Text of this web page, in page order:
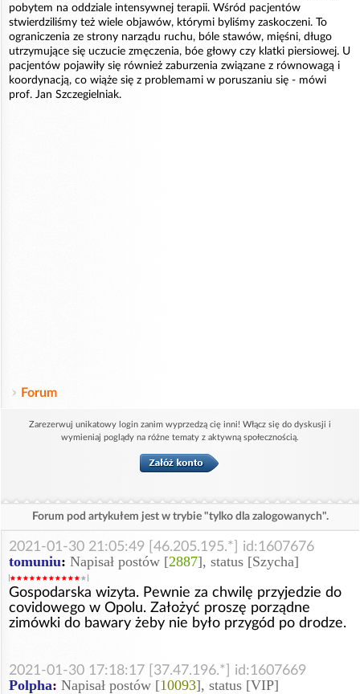
pobytem na oddziale intensywnej terapii. Wśród pacjentów
stwierdziliśmy też wiele objawów, którymi byliśmy zaskoczeni. To
ograniczenia ze strony narządu ruchu, bóle stawów, mięśni, długo
utrzymujące się uczucie zmęczenia, bóe głowy czy klatki piersiowej. U
pacjentów pojawiły się również zaburzenia związane z równowagą i
koordynacją, co wiąże się z problemami w poruszaniu się - mówi
prof. Jan Szczegielniak.
Forum
Zarezerwuj unikatowy login zanim wyprzedzą cię inni! Włącz się do dyskusji i
wymieniaj poglądy na różne tematy z aktywną społecznością.
Forum pod artykułem jest w trybie "tylko dla zalogowanych".
2021-01-30 21:05:49 [46.205.195.*] id:1607676
tomuniu: Napisał postów [2887], status [Szycha]
Gospodarska wizyta. Pewnie za chwilę przyjedzie do
covidowego w Opolu. Założyć proszę porządne
zimówki do bawary żeby nie było przygód po drodze.
2021-01-30 17:18:17 [37.47.196.*] id:1607669
Polpha: Napisał postów [10093], status [VIP]